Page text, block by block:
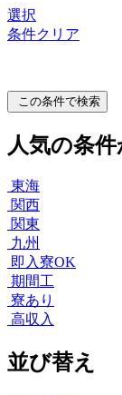
選択
条件クリア
この条件で検索
人気の条
東海
関西
関東
九州
即入寮OK
期間工
寮あり
高収入
並び替え